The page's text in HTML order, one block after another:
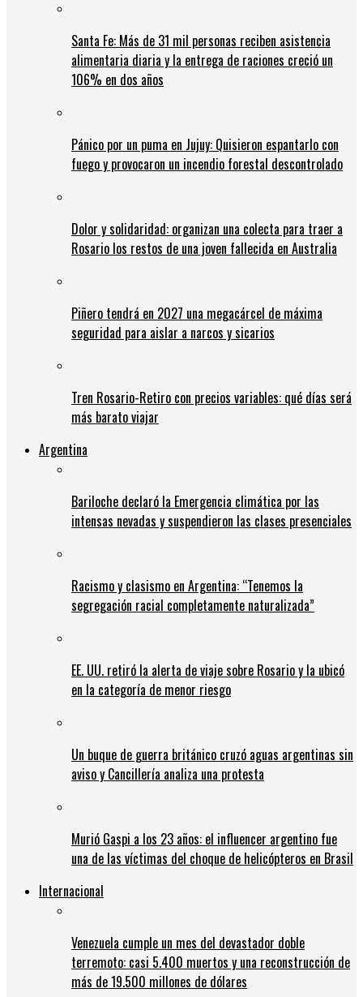
Santa Fe: Más de 31 mil personas reciben asistencia
alimentaria diaria y la entrega de raciones creció un
106% en dos años
Pánico por un puma en Jujuy: Quisieron espantarlo con
fuego y provocaron un incendio forestal descontrolado
Dolor y solidaridad: organizan una colecta para traer a
Rosario los restos de una joven fallecida en Australia
Piñero tendrá en 2027 una megacárcel de máxima
seguridad para aislar a narcos y sicarios
Tren Rosario-Retiro con precios variables: qué días será
más barato viajar
Argentina
Bariloche declaró la Emergencia climática por las
intensas nevadas y suspendieron las clases presenciales
Racismo y clasismo en Argentina: “Tenemos la
segregación racial completamente naturalizada”
EE. UU. retiró la alerta de viaje sobre Rosario y la ubicó
en la categoría de menor riesgo
Un buque de guerra británico cruzó aguas argentinas sin
aviso y Cancillería analiza una protesta
Murió Gaspi a los 23 años: el influencer argentino fue
una de las víctimas del choque de helicópteros en Brasil
Internacional
Venezuela cumple un mes del devastador doble
terremoto: casi 5.400 muertos y una reconstrucción de
más de 19.500 millones de dólares